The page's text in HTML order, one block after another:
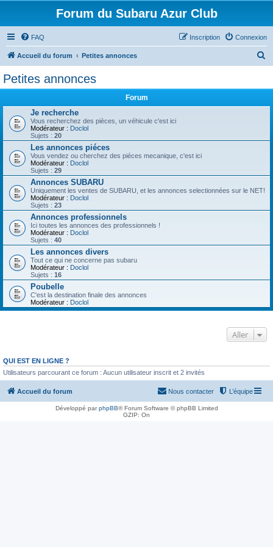
Forum du Subaru Azur Club
FAQ Connexion
Inscription
Accueil du forum Petites annonces
c
Petites annonces
Forum
Je recherche
Vous recherchez des pièces, un véhicule c'est ici
Modérateur : Doclol
Sujets : 20
Les annonces piéces
Vous vendez ou cherchez des piéces mecanique, c'est ici
Modérateur : Doclol
Sujets : 29
Annonces SUBARU
Uniquement les ventes de SUBARU, et les annonces selectionnées sur le NET!
Modérateur : Doclol
Sujets : 23
Annonces professionnels
Ici toutes les annonces des professionnels !
Modérateur : Doclol
Sujets : 40
Les annonces divers
Tout ce qui ne concerne pas subaru
Modérateur : Doclol
Sujets : 16
Poubelle
C'est la destination finale des annonces
Modérateur : Doclol
Aller
QUI EST EN LIGNE ?
Utilisateurs parcourant ce forum : Aucun utilisateur inscrit et 2 invités
Accueil du forum L’équipe
Nous contacter
Développé parphpBB® Forum Software © phpBB Limited
GZIP: On